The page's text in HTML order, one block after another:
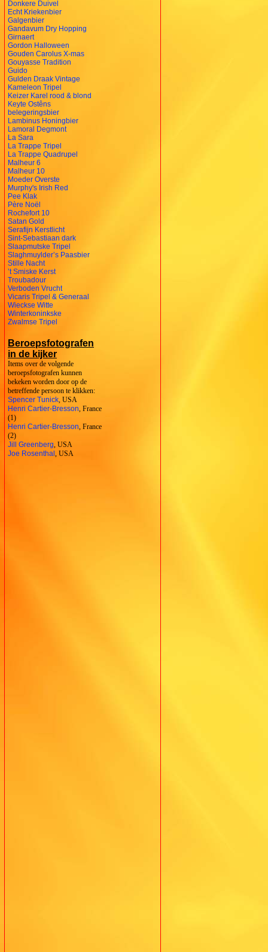
Donkere Duivel
Echt Kriekenbier
Galgenbier
Gandavum Dry Hopping
Girnaert
Gordon Halloween
Gouden Carolus X-mas
Gouyasse Tradition
Guido
Gulden Draak Vintage
Kameleon Tripel
Keizer Karel rood & blond
Keyte Ostêns
belegeringsbier
Lambinus Honingbier
Lamoral Degmont
La Sara
La Trappe Tripel
La Trappe Quadrupel
Malheur 6
Malheur 10
Moeder Overste
Murphy's Irish Red
Pee Klak
Père Noël
Rochefort 10
Satan Gold
Serafijn Kerstlicht
Sint-Sebastiaan dark
Slaapmutske Tripel
Slaghmuylder’s Paasbier
Stille Nacht
’t Smiske Kerst
Troubadour
Verboden Vrucht
Vicaris Tripel & Generaal
Wieckse Witte
Winterkoninkske
Zwalmse Tripel
Beroepsfotografen
in de kijker
Items over de volgende
beroepsfotografen kunnen
bekeken worden door op de
betreffende persoon te klikken:
Spencer Tunick , USA
Henri Cartier-Bresson , France
(1)
Henri Cartier-Bresson , France
(2)
Jill Greenberg , USA
Joe Rosenthal , USA